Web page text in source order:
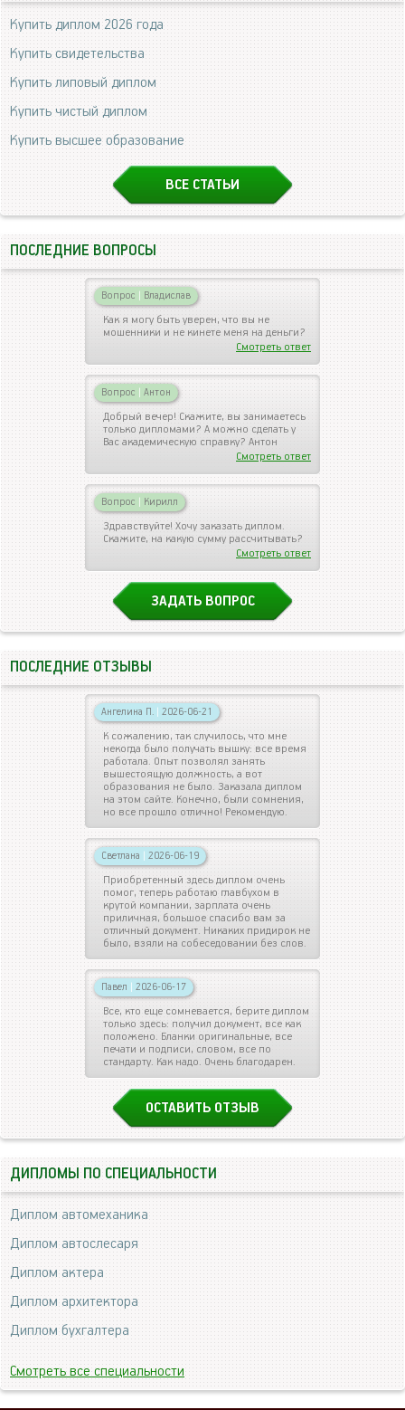
Купить диплом 2026 года
Купить свидетельства
Купить липовый диплом
Купить чистый диплом
Купить высшее образование
ВСЕ СТАТЬИ
ПОСЛЕДНИЕ ВОПРОСЫ
Вопрос | Владислав
Как я могу быть уверен, что вы не
мошенники и не кинете меня на деньги?
Смотреть ответ
Вопрос | Антон
Добрый вечер! Скажите, вы занимаетесь
только дипломами? А можно сделать у
Вас академическую справку? Антон
Смотреть ответ
Вопрос | Кирилл
Здравствуйте! Хочу заказать диплом.
Скажите, на какую сумму рассчитывать?
Смотреть ответ
ЗАДАТЬ ВОПРОС
ПОСЛЕДНИЕ ОТЗЫВЫ
Ангелина П. | 2026-06-21
К сожалению, так случилось, что мне
некогда было получать вышку: все время
работала. Опыт позволял занять
вышестоящую должность, а вот
образования не было. Заказала диплом
на этом сайте. Конечно, были сомнения,
но все прошло отлично! Рекомендую.
Светлана | 2026-06-19
Приобретенный здесь диплом очень
помог, теперь работаю главбухом в
крутой компании, зарплата очень
приличная, большое спасибо вам за
отличный документ. Никаких придирок не
было, взяли на собеседовании без слов.
Павел | 2026-06-17
Все, кто еще сомневается, берите диплом
только здесь: получил документ, все как
положено. Бланки оригинальные, все
печати и подписи, словом, все по
стандарту. Как надо. Очень благодарен.
ОСТАВИТЬ ОТЗЫВ
ДИПЛОМЫ ПО СПЕЦИАЛЬНОСТИ
Диплом автомеханика
Диплом автослесаря
Диплом актера
Диплом архитектора
Диплом бухгалтера
Смотреть все специальности